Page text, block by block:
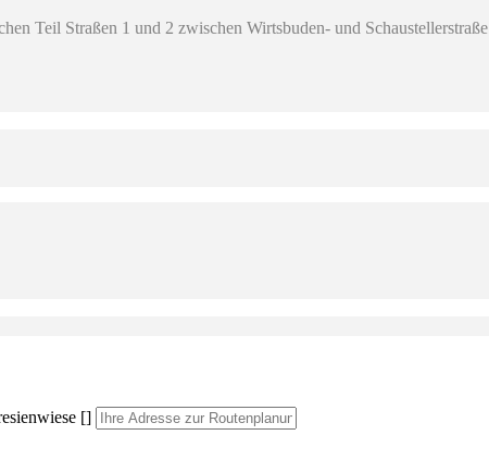
Teil Straßen 1 und 2 zwischen Wirtsbuden- und Schaustellerstraße
[]